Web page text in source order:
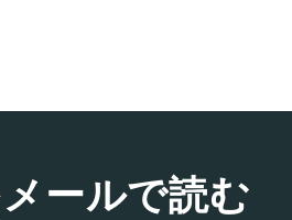
ールで読む